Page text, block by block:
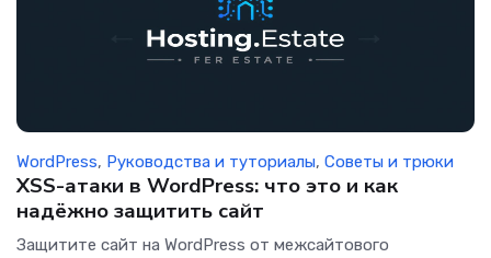
WordPress, Руководства и туториалы, Советы и трюки
XSS-атаки в WordPress: что это и как
надёжно защитить сайт
Защитите сайт на WordPress от межсайтового